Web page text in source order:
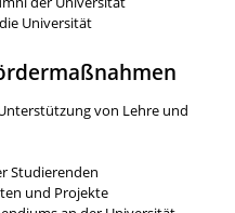
Universität
von Lehre und
Studierenden
und Projekte